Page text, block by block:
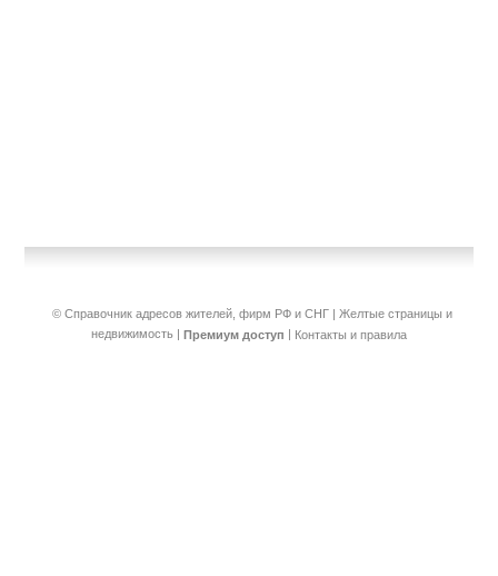
© Справочник адресов жителей, фирм РФ и СНГ | Желтые страницы и
недвижимость | Премиум доступ | Контакты и правила